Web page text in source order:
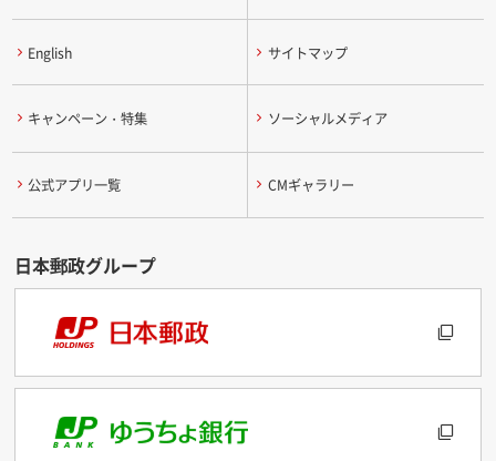
English サイトマップ
キャンペーン・特集 ソーシャルメディア
公式アプリ一覧 CMギャラリー